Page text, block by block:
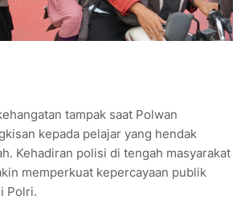
tampak saat Polwan
kepada pelajar yang hendak
Kehadiran polisi di tengah masyarakat
memperkuat kepercayaan publik
Polri.